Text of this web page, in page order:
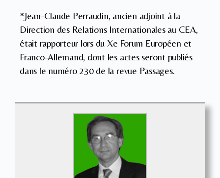
*Jean-Claude Perraudin, ancien adjoint à la
Direction des Relations Internationales au CEA,
était rapporteur lors du Xe Forum Européen et
Franco-Allemand, dont les actes seront publiés
dans le numéro 230 de la revue Passages.